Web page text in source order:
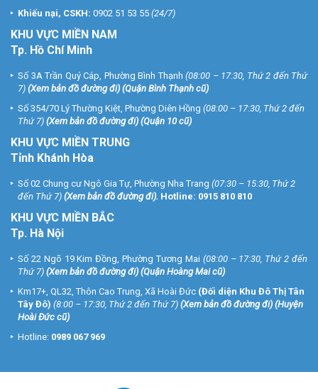
Khiếu nại, CSKH: 0902 51 53 55 (24/7)
KHU VỰC MIỀN NAM
Tp. Hồ Chí Minh
Số 3A Trần Quý Cáp, Phường Bình Thạnh (08:00 – 17:30, Thứ 2 đến Thứ
7) (Xem bản đồ đường đi) (Quận Bình Thạnh cũ)
Số 354/70 Lý Thường Kiệt, Phường Diên Hồng (08:00 – 17:30, Thứ 2 đến
Thứ 7) (Xem bản đồ đường đi) (Quận 10 cũ)
KHU VỰC MIỀN TRUNG
Tỉnh Khánh Hòa
Số 02 Chung cư Ngô Gia Tự, Phường Nha Trang (07:30 – 15:30, Thứ 2
đến Thứ 7) (Xem bản đồ đường đi). Hotline: 0915 810 810
KHU VỰC MIỀN BẮC
Tp. Hà Nội
Số 22 Ngõ 19 Kim Đồng, Phường Tương Mai (08:00 – 17:30, Thứ 2 đến
Thứ 7) (Xem bản đồ đường đi) (Quận Hoàng Mai cũ)
Km17+, QL32, Thôn Cao Trung, Xã Hoài Đức (Đối diện Khu Đô Thị Tân
Tây Đô) (8:00 – 17:30, Thứ 2 đến Thứ 7) (Xem bản đồ đường đi) (Huyện
Hoài Đức cũ)
Hotline: 0989 067 969